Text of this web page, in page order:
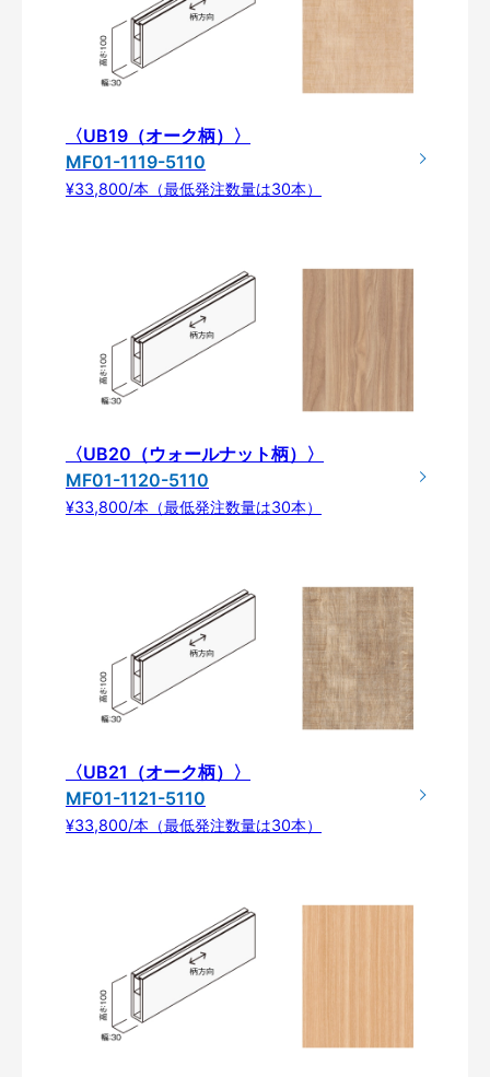
〈UB19（オーク柄）〉
MF01-1119-5110
¥33,800/本（最低発注数量は30本）
〈UB20（ウォールナット柄）〉
MF01-1120-5110
¥33,800/本（最低発注数量は30本）
〈UB21（オーク柄）〉
MF01-1121-5110
¥33,800/本（最低発注数量は30本）